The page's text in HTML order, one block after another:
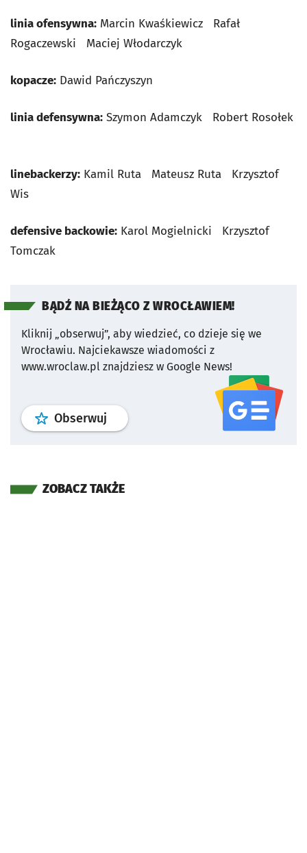
linia ofensywna: Marcin Kwaśkiewicz Rafał
Rogaczewski Maciej Włodarczyk
kopacze: Dawid Pańczyszyn
linia defensywna: Szymon Adamczyk Robert Rosołek
linebackerzy: Kamil Ruta Mateusz Ruta Krzysztof
Wis
defensive backowie: Karol Mogielnicki Krzysztof
Tomczak
BĄDŹ NA BIEŻĄCO Z WROCŁAWIEM!
Kliknij „obserwuj”, aby wiedzieć, co dzieje się we
Wrocławiu. Najciekawsze wiadomości z
www.wroclaw.pl znajdziesz w Google News!
Obserwuj profil serwisu
ZOBACZ TAKŻE